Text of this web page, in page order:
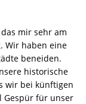
mir sehr am
Wir haben eine
beneiden.
historische
wir bei künftigen
Gespür für unser